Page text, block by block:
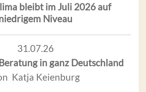
bleibt im Juli 2026 auf
Niveau
31.07.26
in ganz Deutschland
Katja Keienburg